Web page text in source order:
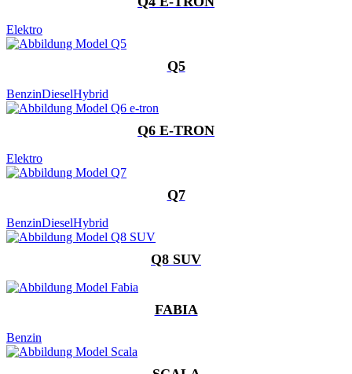
Elektro
Q5
BenzinDieselHybrid
Q6 E-TRON
Elektro
Q7
BenzinDieselHybrid
Q8 SUV
FABIA
Benzin